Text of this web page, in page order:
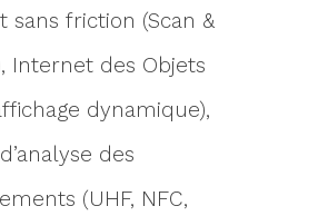
sans friction (Scan &
Internet des Objets
dynamique),
des
(UHF, NFC,